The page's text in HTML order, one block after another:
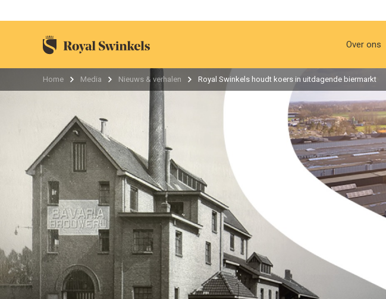
Over ons
Home Media Nieuws & verhalen Royal Swinkels houdt koers in uitdagende biermarkt